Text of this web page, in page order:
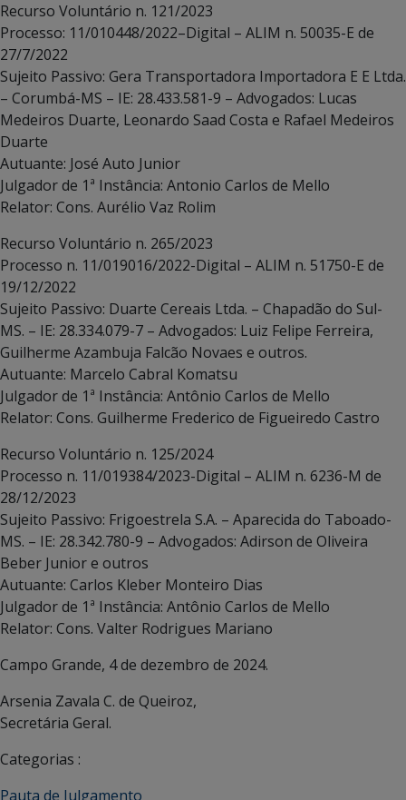
Recurso Voluntário n. 121/2023
Processo: 11/010448/2022–Digital – ALIM n. 50035-E de
27/7/2022
Sujeito Passivo: Gera Transportadora Importadora E E Ltda.
– Corumbá-MS – IE: 28.433.581-9 – Advogados: Lucas
Medeiros Duarte, Leonardo Saad Costa e Rafael Medeiros
Duarte
Autuante: José Auto Junior
Julgador de 1ª Instância: Antonio Carlos de Mello
Relator: Cons. Aurélio Vaz Rolim
Recurso Voluntário n. 265/2023
Processo n. 11/019016/2022-Digital – ALIM n. 51750-E de
19/12/2022
Sujeito Passivo: Duarte Cereais Ltda. – Chapadão do Sul-
MS. – IE: 28.334.079-7 – Advogados: Luiz Felipe Ferreira,
Guilherme Azambuja Falcão Novaes e outros.
Autuante: Marcelo Cabral Komatsu
Julgador de 1ª Instância: Antônio Carlos de Mello
Relator: Cons. Guilherme Frederico de Figueiredo Castro
Recurso Voluntário n. 125/2024
Processo n. 11/019384/2023-Digital – ALIM n. 6236-M de
28/12/2023
Sujeito Passivo: Frigoestrela S.A. – Aparecida do Taboado-
MS. – IE: 28.342.780-9 – Advogados: Adirson de Oliveira
Beber Junior e outros
Autuante: Carlos Kleber Monteiro Dias
Julgador de 1ª Instância: Antônio Carlos de Mello
Relator: Cons. Valter Rodrigues Mariano
Campo Grande, 4 de dezembro de 2024.
Arsenia Zavala C. de Queiroz,
Secretária Geral.
Categorias :
Pauta de Julgamento